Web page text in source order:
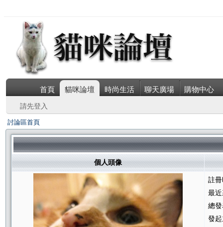
首頁 貓咪論壇 時尚生活 聊天廣場 購物中心
請先登入
討論區首頁
個人頭像
註
最
總
發